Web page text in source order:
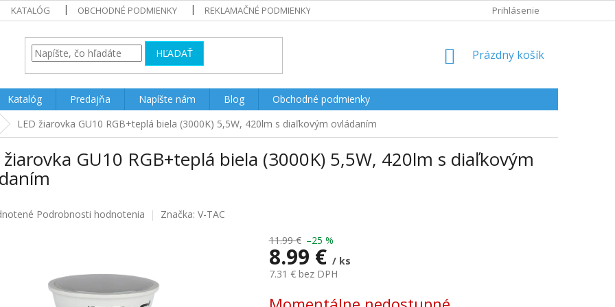
KATALÓG OBCHODNÉ PODMIENKY REKLAMAČNÉ PODMIENKY Prihlásenie
HĽADAŤ
NÁKUPNÝ
Prázdny košík
Katalóg Predajňa Napíšte nám Blog
Obchodné podmienky
LED žiarovka GU10 RGB+teplá biela (3000K) 5,5W, 420lm s diaľkovým ovládaním
žiarovka GU10 RGB+teplá biela (3000K) 5,5W, 420lm s diaľkovým
Podrobnosti hodnotenia Značka: V-TAC
11.99 € –25 %
8.99 € / ks
7.31 € bez DPH